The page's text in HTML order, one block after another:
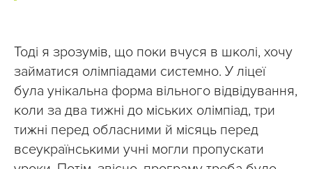
Тоді я зрозумів, що поки вчуся в школі, хочу
займатися олімпіадами системно. У ліцеї
була унікальна форма вільного відвідування,
коли за два тижні до міських олімпіад, три
тижні перед обласними й місяць перед
всеукраїнськими учні могли пропускати